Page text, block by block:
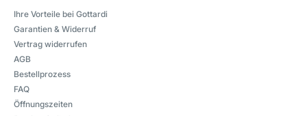
Ihre Vorteile bei Gottardi
Garantien & Widerruf
Vertrag widerrufen
AGB
Bestellprozess
FAQ
Öffnungszeiten